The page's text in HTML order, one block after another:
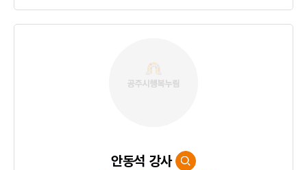
안동석 강사